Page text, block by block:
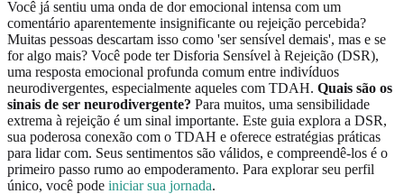
Você já sentiu uma onda de dor emocional intensa com um
comentário aparentemente insignificante ou rejeição percebida?
Muitas pessoas descartam isso como 'ser sensível demais', mas e se
for algo mais? Você pode ter Disforia Sensível à Rejeição (DSR),
uma resposta emocional profunda comum entre indivíduos
neurodivergentes, especialmente aqueles com TDAH. Quais são os
sinais de ser neurodivergente? Para muitos, uma sensibilidade
extrema à rejeição é um sinal importante. Este guia explora a DSR,
sua poderosa conexão com o TDAH e oferece estratégias práticas
para lidar com. Seus sentimentos são válidos, e compreendê-los é o
primeiro passo rumo ao empoderamento. Para explorar seu perfil
único, você pode iniciar sua jornada.